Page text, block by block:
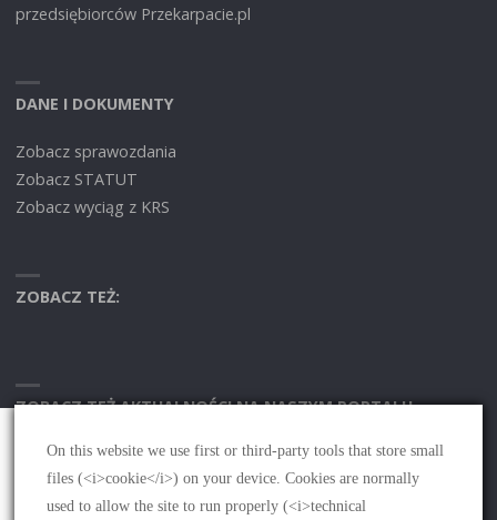
Używamy plików cookies w celu optymalizacji naszej
witryny i naszych serwisów.
Polityka plików cookies
przedsiębiorców Przekarpacie.pl
DANE I DOKUMENTY
Zobacz sprawozdania
Zobacz STATUT
Zobacz wyciąg z KRS
ZOBACZ TEŻ:
ZOBACZ TEŻ AKTUALNOŚCI NA NASZYM PORTALU
On this website we use first or third-party tools that store small
files (<i>cookie</i>) on your device. Cookies are normally
used to allow the site to run properly (<i>technical